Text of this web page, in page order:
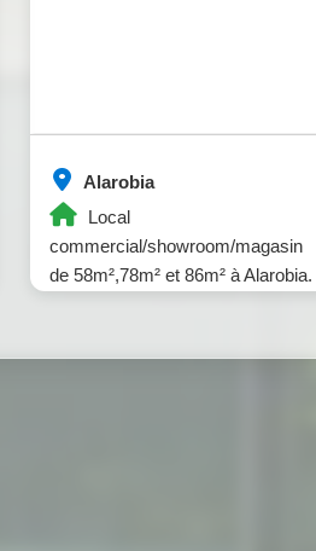
Alarobia
Local
commercial/showroom/magasin
de 58m²,78m² et 86m² à Alarobia.